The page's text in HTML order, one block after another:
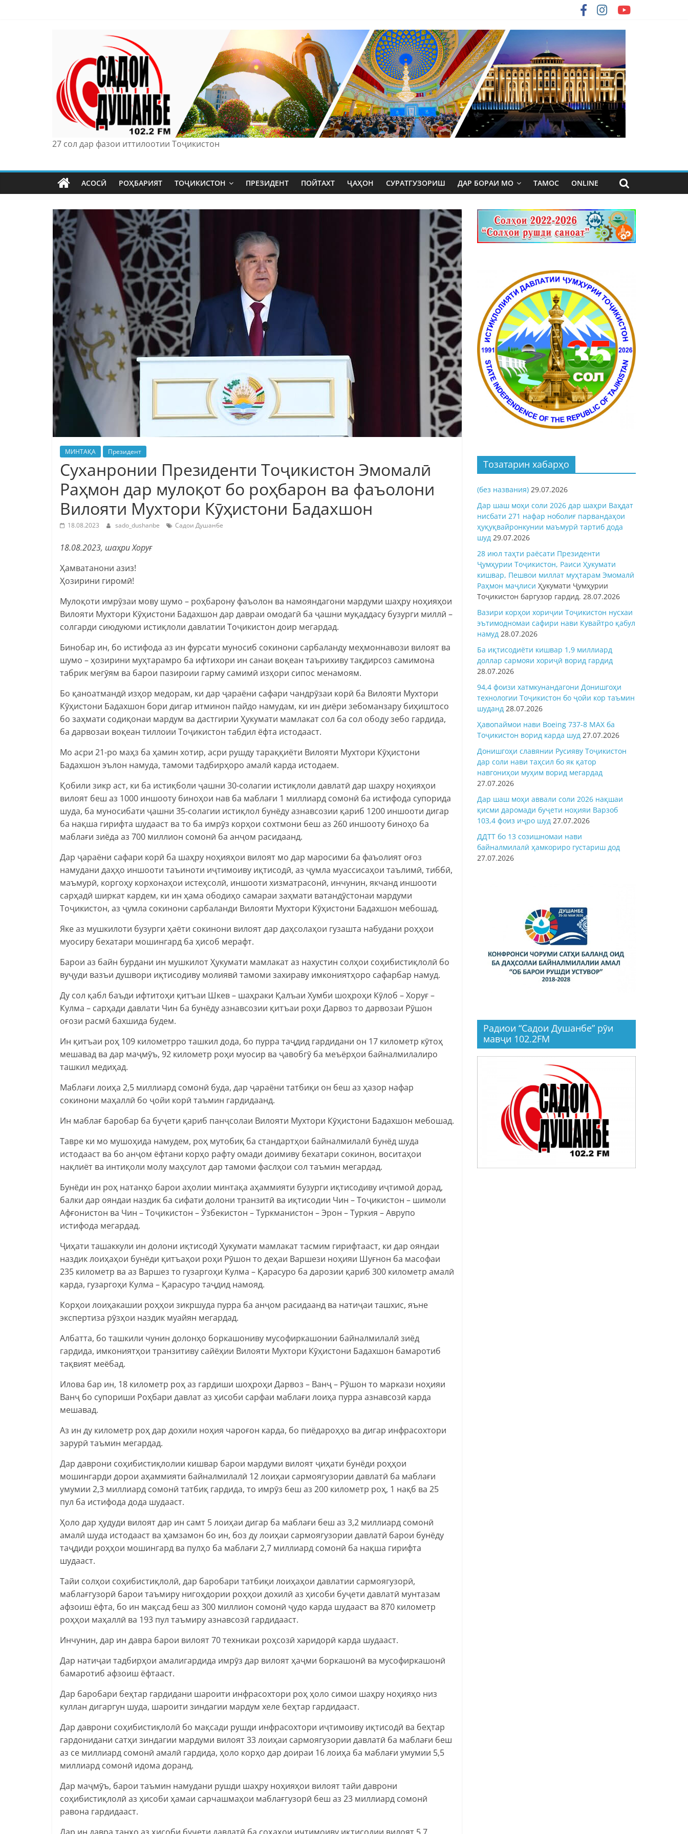
27 сол дар фазои иттилоотии Тоҷикистон
АСОСӢ РОҲБАРИЯТ ТОҶИКИСТОН ПРЕЗИДЕНТ ПОЙТАХТ ҶАҲОН СУРАТГУЗОРИШ ДАР БОРАИ МО ТАМОС ONLINE
МИНТАҚА Президент
Суханронии Президенти Тоҷикистон Эмомалӣ
Раҳмон дар мулоқот бо роҳбарон ва фаъолони
Вилояти Мухтори Кӯҳистони Бадахшон
18.08.2023 sado_dushanbe Садои Душанбе
18.08.2023, шаҳри Хоруғ
Ҳамватанони азиз!
Ҳозирини гиромӣ!
Мулоқоти имрӯзаи мову шумо – роҳбарону фаъолон ва намояндагони мардуми шаҳру ноҳияҳои
Вилояти Мухтори Кӯҳистони Бадахшон дар давраи омодагӣ ба ҷашни муқаддасу бузурги миллӣ –
солгарди сиюдуюми истиқлоли давлатии Тоҷикистон доир мегардад.
Бинобар ин, бо истифода аз ин фурсати муносиб сокинони сарбаланду меҳмоннавози вилоят ва
шумо – ҳозирини муҳтарамро ба ифтихори ин санаи воқеан таърихиву тақдирсоз самимона
табрик мегӯям ва барои пазироии гарму самимӣ изҳори сипос менамоям.
Бо қаноатмандӣ изҳор медорам, ки дар ҷараёни сафари чандрӯзаи корӣ ба Вилояти Мухтори
Кӯҳистони Бадахшон бори дигар итминон пайдо намудам, ки ин диёри зебоманзару биҳиштосо
бо заҳмати содиқонаи мардум ва дастгирии Ҳукумати мамлакат сол ба сол ободу зебо гардида,
ба дарвозаи воқеан тиллоии Тоҷикистон табдил ёфта истодааст.
Мо асри 21-ро маҳз ба ҳамин хотир, асри рушду тараққиёти Вилояти Мухтори Кӯҳистони
Бадахшон эълон намуда, тамоми тадбирҳоро амалӣ карда истодаем.
Қобили зикр аст, ки ба истиқболи ҷашни 30-солагии истиқлоли давлатӣ дар шаҳру ноҳияҳои
вилоят беш аз 1000 иншооту биноҳои нав ба маблағи 1 миллиард сомонӣ ба истифода супорида
шуда, ба муносибати ҷашни 35-солагии истиқлол бунёду азнавсозии қариб 1200 иншооти дигар
ба нақша гирифта шудааст ва то ба имрӯз корҳои сохтмони беш аз 260 иншооту биноҳо ба
маблағи зиёда аз 700 миллион сомонӣ ба анҷом расидаанд.
Дар ҷараёни сафари корӣ ба шаҳру ноҳияҳои вилоят мо дар маросими ба фаъолият оғоз
намудани даҳҳо иншооти таъиноти иҷтимоиву иқтисодӣ, аз ҷумла муассисаҳои таълимӣ, тиббӣ,
маъмурӣ, коргоҳу корхонаҳои истеҳсолӣ, иншооти хизматрасонӣ, инчунин, якчанд иншооти
сарҳадӣ ширкат кардем, ки ин ҳама ободиҳо самараи заҳмати ватандӯстонаи мардуми
Тоҷикистон, аз ҷумла сокинони сарбаланди Вилояти Мухтори Кӯҳистони Бадахшон мебошад.
Яке аз мушкилоти бузурги ҳаёти сокинони вилоят дар даҳсолаҳои гузашта набудани роҳҳои
муосиру бехатари мошингард ба ҳисоб мерафт.
Барои аз байн бурдани ин мушкилот Ҳукумати мамлакат аз нахустин солҳои соҳибистиқлолӣ бо
вуҷуди вазъи душвори иқтисодиву молиявӣ тамоми захираву имкониятҳоро сафарбар намуд.
Ду сол қабл баъди ифтитоҳи қитъаи Шкев – шаҳраки Қалъаи Хумби шоҳроҳи Кӯлоб – Хоруғ –
Кулма – сарҳади давлати Чин ба бунёду азнавсозии қитъаи роҳи Дарвоз то дарвозаи Рӯшон
оғози расмӣ бахшида будем.
Ин қитъаи роҳ 109 километрро ташкил дода, бо пурра таҷдид гардидани он 17 километр кӯтоҳ
мешавад ва дар маҷмӯъ, 92 километр роҳи муосир ва ҷавобгӯ ба меъёрҳои байналмилалиро
ташкил медиҳад.
Маблағи лоиҳа 2,5 миллиард сомонӣ буда, дар ҷараёни татбиқи он беш аз ҳазор нафар
сокинони маҳаллӣ бо ҷойи корӣ таъмин гардидаанд.
Ин маблағ баробар ба буҷети қариб панҷсолаи Вилояти Мухтори Кӯҳистони Бадахшон мебошад.
Тавре ки мо мушоҳида намудем, роҳ мутобиқ ба стандартҳои байналмилалӣ бунёд шуда
истодааст ва бо анҷом ёфтани корҳо рафту омади доимиву бехатари сокинон, воситаҳои
нақлиёт ва интиқоли молу маҳсулот дар тамоми фаслҳои сол таъмин мегардад.
Бунёди ин роҳ натанҳо барои аҳолии минтақа аҳаммияти бузурги иқтисодиву иҷтимоӣ дорад,
балки дар ояндаи наздик ба сифати долони транзитӣ ва иқтисодии Чин – Тоҷикистон – шимоли
Афғонистон ва Чин – Тоҷикистон – Ӯзбекистон – Туркманистон – Эрон – Туркия – Аврупо
истифода мегардад.
Ҷиҳати ташаккули ин долони иқтисодӣ Ҳукумати мамлакат тасмим гирифтааст, ки дар ояндаи
наздик лоиҳаҳои бунёди қитъаҳои роҳи Рӯшон то деҳаи Варшези ноҳияи Шуғнон ба масофаи
235 километр ва аз Варшез то гузаргоҳи Кулма – Қарасуро ба дарозии қариб 300 километр амалӣ
карда, гузаргоҳи Кулма – Қарасуро таҷдид намояд.
Корҳои лоиҳакашии роҳҳои зикршуда пурра ба анҷом расидаанд ва натиҷаи ташхис, яъне
экспертиза рӯзҳои наздик муайян мегардад.
Албатта, бо ташкили чунин долонҳо боркашониву мусофиркашонии байналмилалӣ зиёд
гардида, имкониятҳои транзитиву сайёҳии Вилояти Мухтори Кӯҳистони Бадахшон бамаротиб
тақвият меёбад.
Илова бар ин, 18 километр роҳ аз гардиши шоҳроҳи Дарвоз – Ванҷ – Рӯшон то маркази ноҳияи
Ванҷ бо супориши Роҳбари давлат аз ҳисоби сарфаи маблағи лоиҳа пурра азнавсозӣ карда
мешавад.
Аз ин ду километр роҳ дар дохили ноҳия чароғон карда, бо пиёдароҳҳо ва дигар инфрасохтори
зарурӣ таъмин мегардад.
Дар даврони соҳибистиқлолии кишвар барои мардуми вилоят ҷиҳати бунёди роҳҳои
мошингарди дорои аҳаммияти байналмилалӣ 12 лоиҳаи сармоягузории давлатӣ ба маблағи
умумии 2,3 миллиард сомонӣ татбиқ гардида, то имрӯз беш аз 200 километр роҳ, 1 нақб ва 25
пул ба истифода дода шудааст.
Ҳоло дар ҳудуди вилоят дар ин самт 5 лоиҳаи дигар ба маблағи беш аз 3,2 миллиард сомонӣ
амалӣ шуда истодааст ва ҳамзамон бо ин, боз ду лоиҳаи сармоягузории давлатӣ барои бунёду
таҷдиди роҳҳои мошингард ва пулҳо ба маблағи 2,7 миллиард сомонӣ ба нақша гирифта
шудааст.
Тайи солҳои соҳибистиқлолӣ, дар баробари татбиқи лоиҳаҳои давлатии сармоягузорӣ,
маблағгузорӣ барои таъмиру нигоҳдории роҳҳои дохилӣ аз ҳисоби буҷети давлатӣ мунтазам
афзоиш ёфта, бо ин мақсад беш аз 300 миллион сомонӣ ҷудо карда шудааст ва 870 километр
роҳҳои маҳаллӣ ва 193 пул таъмиру азнавсозӣ гардидааст.
Инчунин, дар ин давра барои вилоят 70 техникаи роҳсозӣ харидорӣ карда шудааст.
Дар натиҷаи тадбирҳои амалигардида имрӯз дар вилоят ҳаҷми боркашонӣ ва мусофиркашонӣ
бамаротиб афзоиш ёфтааст.
Дар баробари беҳтар гардидани шароити инфрасохтори роҳ ҳоло симои шаҳру ноҳияҳо низ
куллан дигаргун шуда, шароити зиндагии мардум хеле беҳтар гардидааст.
Дар даврони соҳибистиқлолӣ бо мақсади рушди инфрасохтори иҷтимоиву иқтисодӣ ва беҳтар
гардонидани сатҳи зиндагии мардуми вилоят 33 лоиҳаи сармоягузории давлатӣ ба маблағи беш
аз се миллиард сомонӣ амалӣ гардида, ҳоло корҳо дар доираи 16 лоиҳа ба маблағи умумии 5,5
миллиард сомонӣ идома доранд.
Дар маҷмӯъ, барои таъмин намудани рушди шаҳру ноҳияҳои вилоят тайи даврони
соҳибистиқлолӣ аз ҳисоби ҳамаи сарчашмаҳои маблағгузорӣ беш аз 23 миллиард сомонӣ
равона гардидааст.
Тозатарин хабарҳо
(без названия) 29.07.2026
Дар шаш моҳи соли 2026 дар шаҳри Ваҳдат
нисбати 271 нафар ноболиғ парвандаҳои
ҳуқуқвайронкунии маъмурӣ тартиб дода
шуд 29.07.2026
28 июл таҳти раёсати Президенти
Ҷумҳурии Тоҷикистон, Раиси Ҳукумати
кишвар, Пешвои миллат муҳтарам Эмомалӣ
Раҳмон маҷлиси Ҳукумати Ҷумҳурии
Тоҷикистон баргузор гардид. 28.07.2026
Вазири корҳои хориҷии Тоҷикистон нусхаи
эътимодномаи сафири нави Кувайтро қабул
намуд 28.07.2026
Ба иқтисодиёти кишвар 1,9 миллиард
доллар сармояи хориҷӣ ворид гардид
28.07.2026
94,4 фоизи хатмкунандагони Донишгоҳи
технологии Тоҷикистон бо ҷойи кор таъмин
шуданд 28.07.2026
Ҳавопаймои нави Boeing 737-8 MAX ба
Тоҷикистон ворид карда шуд 27.07.2026
Донишгоҳи славянии Русияву Тоҷикистон
дар соли нави таҳсил бо як қатор
навгониҳои муҳим ворид мегардад
27.07.2026
Дар шаш моҳи аввали соли 2026 нақшаи
қисми даромади буҷети ноҳияи Варзоб
103,4 фоиз иҷро шуд 27.07.2026
ДДТТ бо 13 созишномаи нави
байналмилалӣ ҳамкориро густариш дод
27.07.2026
Радиои “Садои Душанбе” рӯи
мавҷи 102.2FM